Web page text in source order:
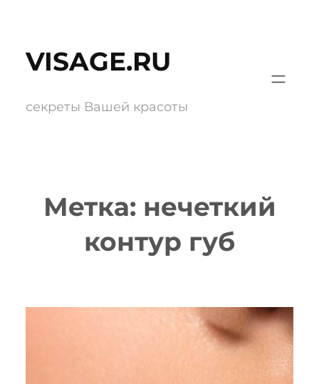
содержимому
VISAGE.RU
секреты Вашей красоты
Метка: нечеткий
контур губ